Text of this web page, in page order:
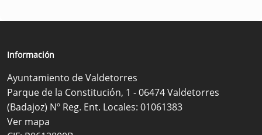
Información
Ayuntamiento de Valdetorres
Parque de la Constitución, 1 - 06474 Valdetorres
(Badajoz) Nº Reg. Ent. Locales: 01061383
Ver mapa